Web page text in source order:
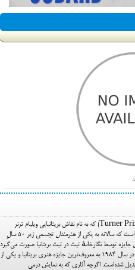
جشنواره کن، راه برای مستقل‌ها باز است
جایزهٔ ترنر (به انگلیسی: Turner Prize) که به نام نقاش بریتانیایی ویلیام ترنر
نام‌گذاری شده‌است، جایزه‌ای است که سالانه به یکی از هنرمندان تجسمی زیر ۵۰ سالِ
جایزه توسط نگارخانهٔ تیت در تیت بریتانیا صورت
جایزهٔ ترنر از زمان پیدایشش در سال ۱۹۸۴ به معروف‌ترین جایزه هنری بریتانیا و یکی از
شده‌است. اگرچه آثاری که به نمایش درمی